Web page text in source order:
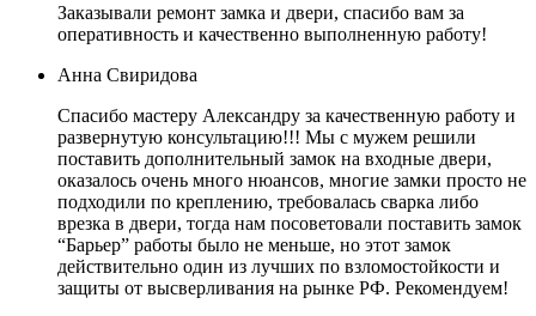
Заказывали ремонт замка и двери, спасибо вам за
оперативность и качественно выполненную работу!
Анна Свиридова
Спасибо мастеру Александру за качественную работу и
развернутую консультацию!!! Мы с мужем решили
поставить дополнительный замок на входные двери,
оказалось очень много нюансов, многие замки просто не
подходили по креплению, требовалась сварка либо
врезка в двери, тогда нам посоветовали поставить замок
“Барьер” работы было не меньше, но этот замок
действительно один из лучших по взломостойкости и
защиты от высверливания на рынке РФ. Рекомендуем!